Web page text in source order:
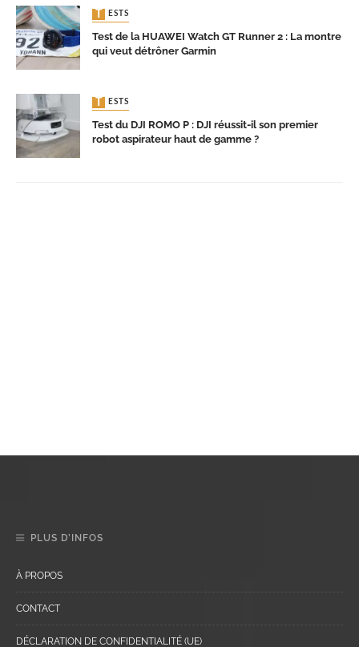
TESTS
Test de la HUAWEI Watch GT Runner 2 : La montre
qui veut détrôner Garmin
TESTS
Test du DJI ROMO P : DJI réussit-il son premier
robot aspirateur haut de gamme ?
PLUS D’INFOS
À PROPOS
CONTACT
DÉCLARATION DE CONFIDENTIALITÉ (UE)